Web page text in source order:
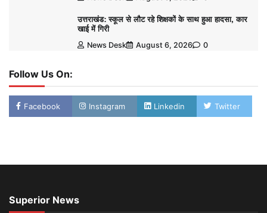
उत्तराखंड: स्कूल से लौट रहे शिक्षकों के साथ हुआ हादसा, कार
खाई में गिरी
News Desk August 6, 2026 0
Follow Us On:
Facebook Instagram Linkedin Twitter
Superior News